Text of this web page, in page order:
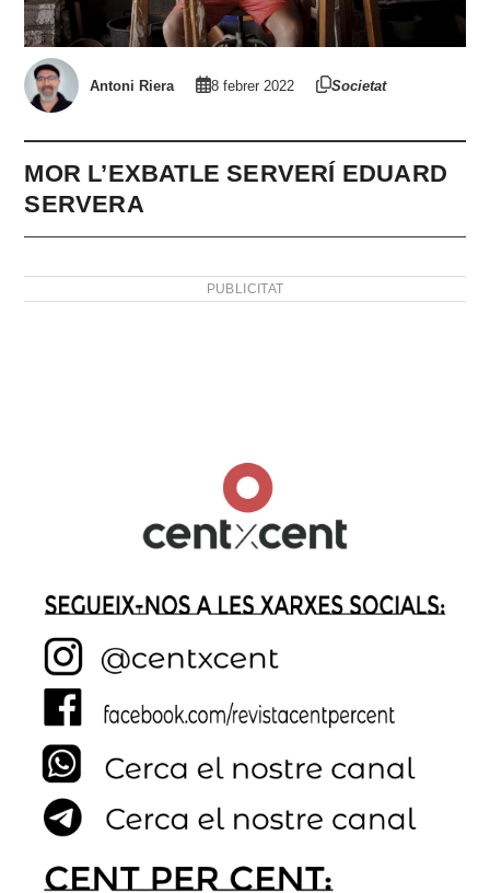
Antoni Riera 8 febrer 2022 Societat
MOR L’EXBATLE SERVERÍ EDUARD
SERVERA
PUBLICITAT